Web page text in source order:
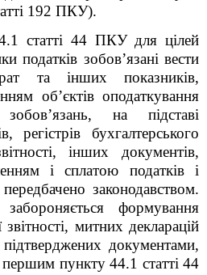
192 ПКУ).
статті 44 ПКУ для цілей
податків зобов’язані вести
та інших показників,
об’єктів оподаткування
на підставі
регістрів бухгалтерського
інших документів,
і сплатою податків і
законодавством.
формування
звітності, митних декларацій
документами,
пункту 44.1 статті 44